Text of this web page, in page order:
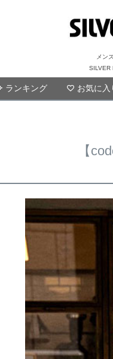
メン
SILVER
ランキング お気に入
【